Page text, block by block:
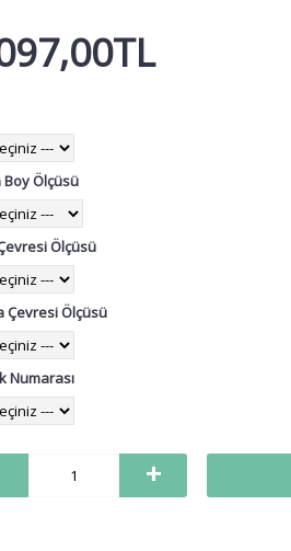
Boy Ölçüsü
Ölçüsü
Çevresi Ölçüsü
Numarası
+